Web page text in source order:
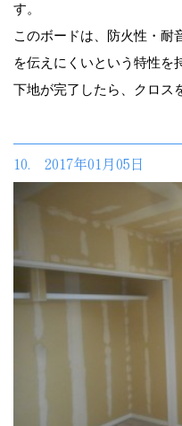
す。
このボードは、防火性・耐
を伝えにくいという特性を
下地が完了したら、クロス
10. 2017年01月05日